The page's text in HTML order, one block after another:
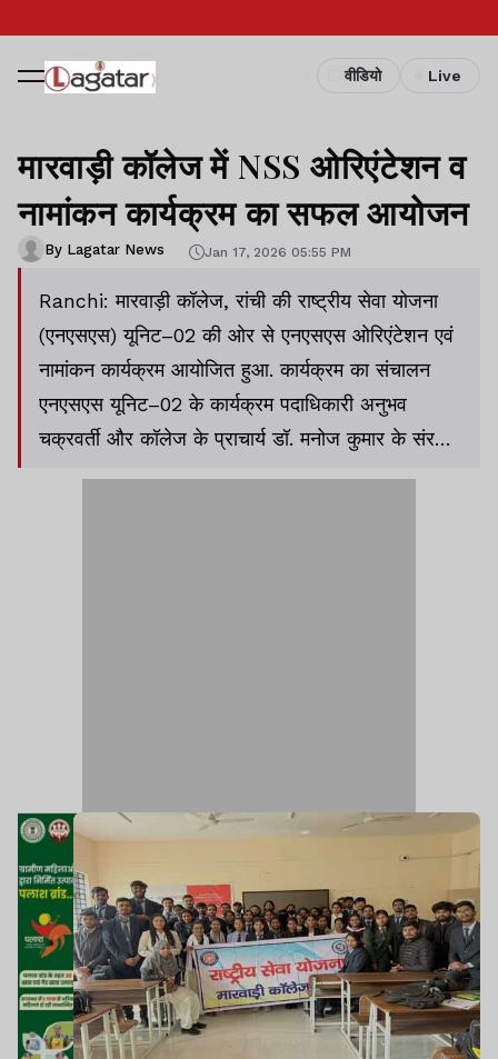
वीडियो Live
मारवाड़ी कॉलेज में NSS ओरिएंटेशन व
नामांकन कार्यक्रम का सफल आयोजन
By Lagatar News Jan 17, 2026 05:55 PM
Ranchi: मारवाड़ी कॉलेज, रांची की राष्ट्रीय सेवा योजना
(एनएसएस) यूनिट–02 की ओर से एनएसएस ओरिएंटेशन एवं
नामांकन कार्यक्रम आयोजित हुआ. कार्यक्रम का संचालन
एनएसएस यूनिट–02 के कार्यक्रम पदाधिकारी अनुभव
चक्रवर्ती और कॉलेज के प्राचार्य डॉ. मनोज कुमार के संरक्षण